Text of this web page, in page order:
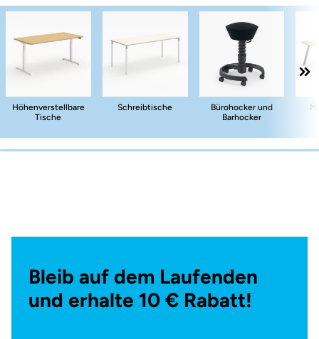
Höhenverstellbare
Tische
Schreibtische
Bürohocker und
Barhocker
Bleib auf dem Laufenden
und erhalte 10 € Rabatt!